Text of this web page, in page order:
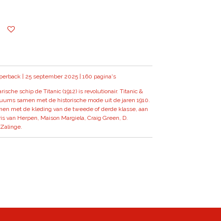
| 25 september 2025 | 160 pagina's
schip de Titanic (1912) is revolutionair. Titanic &
samen met de historische mode uit de jaren 1910.
met de kleding van de tweede of derde klasse, aan
van Herpen, Maison Margiela, Craig Green, D.